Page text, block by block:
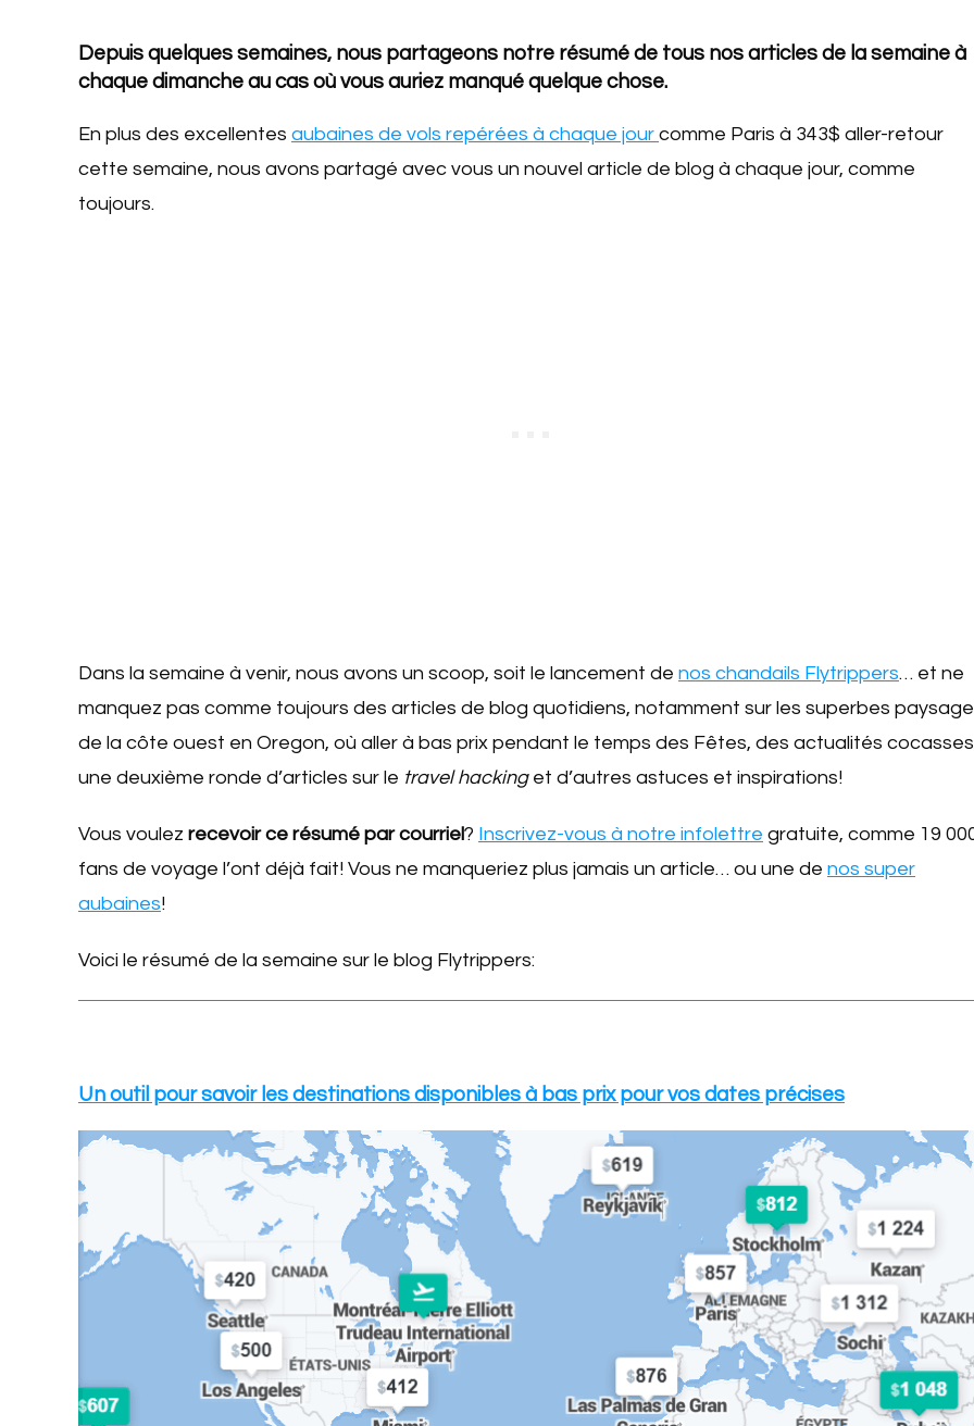
Depuis quelques semaines, nous partageons notre résumé de tous nos articles de la semaine à
chaque dimanche au cas où vous auriez manqué quelque chose.
En plus des excellentes aubaines de vols repérées à chaque jour comme Paris à 343$ aller-retour
cette semaine, nous avons partagé avec vous un nouvel article de blog à chaque jour, comme
toujours.
Dans la semaine à venir, nous avons un scoop, soit le lancement de nos chandails Flytrippers… et ne
manquez pas comme toujours des articles de blog quotidiens, notamment sur les superbes
de la côte ouest en Oregon, où aller à bas prix pendant le temps des Fêtes, des actualités
une deuxième ronde d’articles sur le travel hackinget d’autres astuces et inspirations!
Vous voulez recevoir ce résumé par courriel? Inscrivez-vous à notre infolettre gratuite, comme 19
fans de voyage l’ont déjà fait! Vous ne manqueriez plus jamais un article… ou une de nos super
aubaines!
Voici le résumé de la semaine sur le blog Flytrippers:
Un outil pour savoir les destinations disponibles à bas prix pour vos dates précises